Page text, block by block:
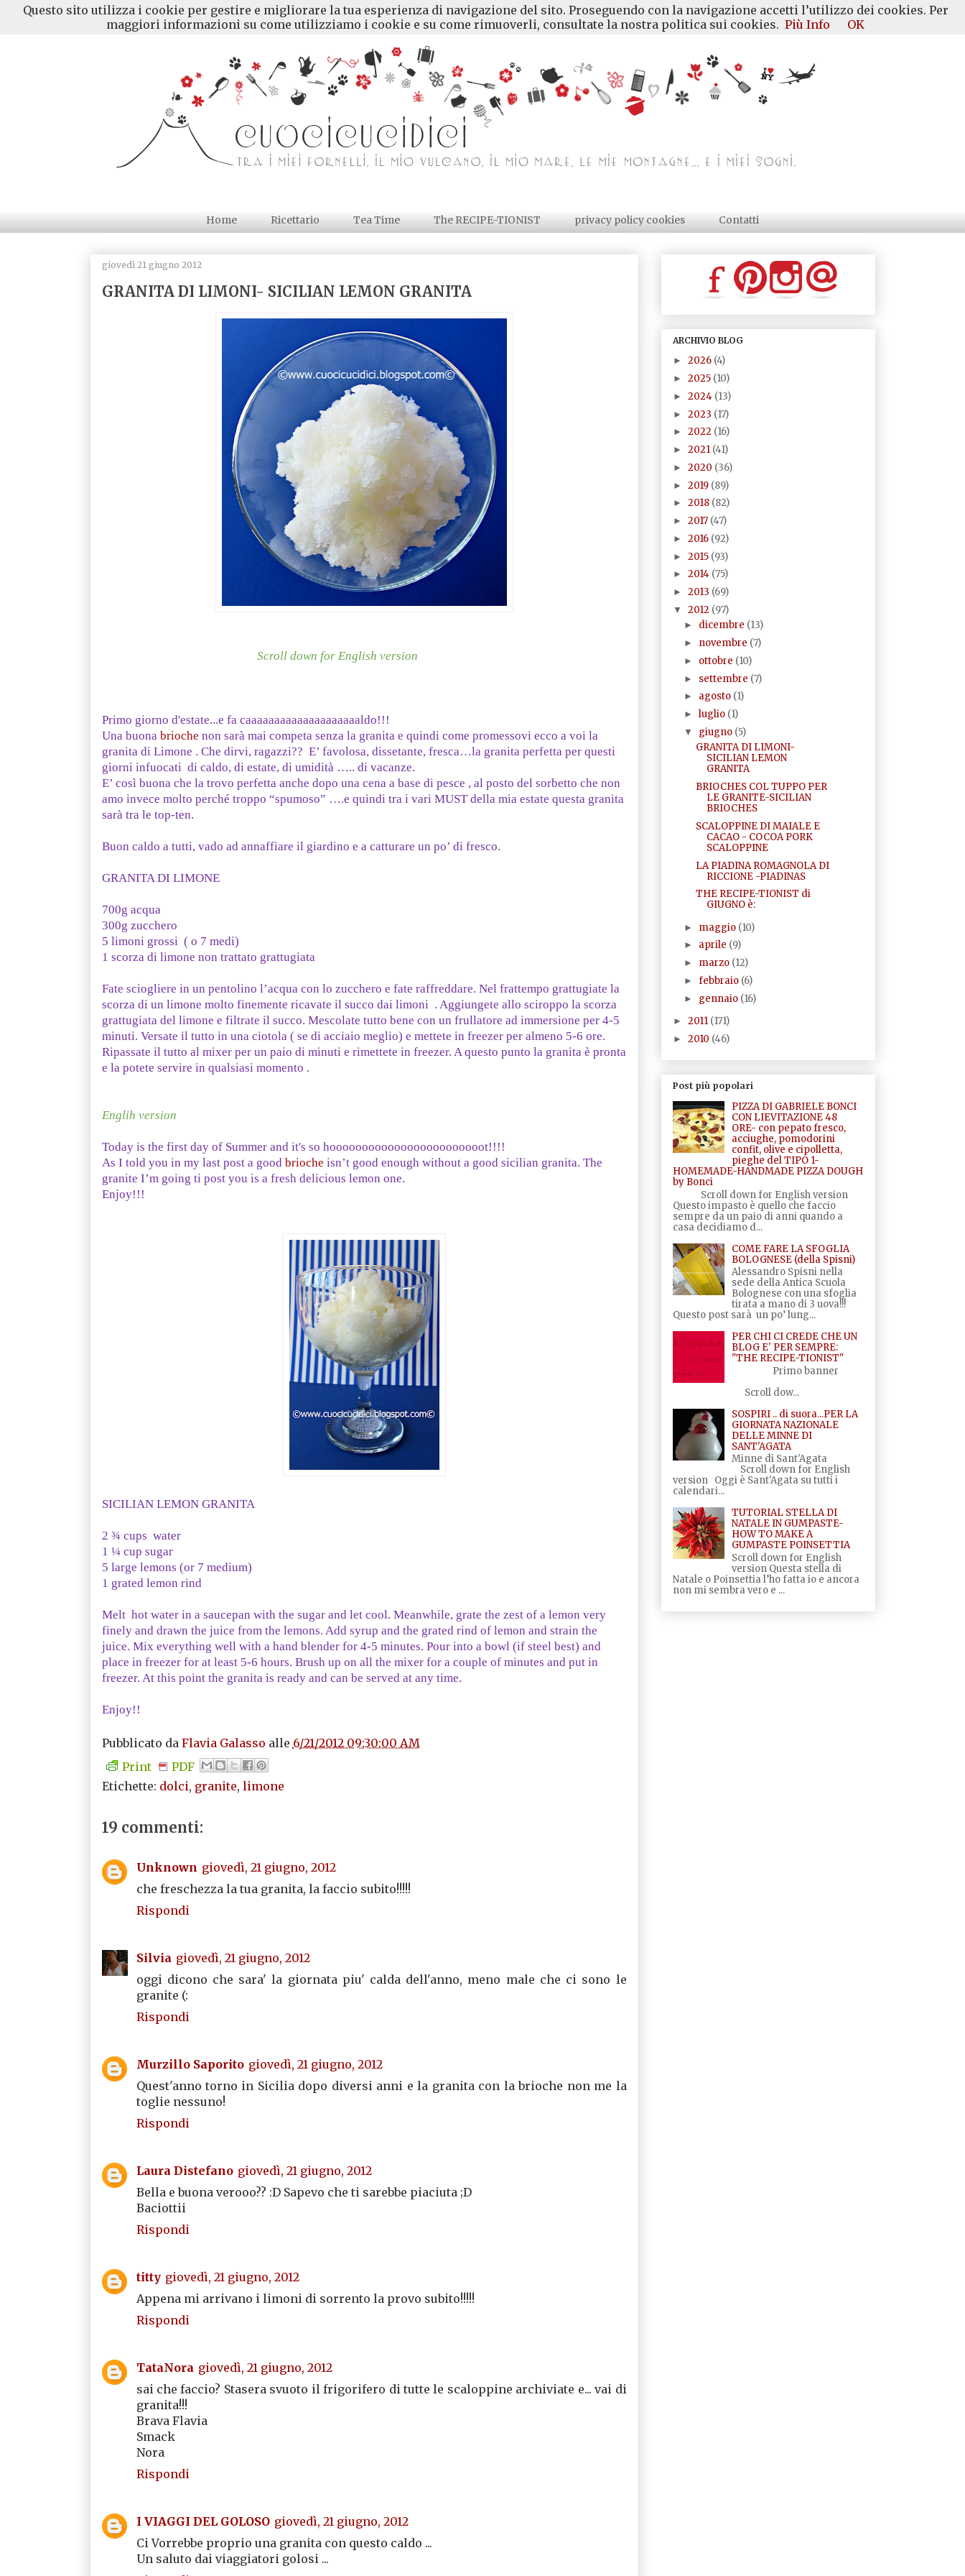
Home Ricettario Tea Time The RECIPE-TIONIST privacy policy cookies Contatti
giovedì 21 giugno 2012
GRANITA DI LIMONI- SICILIAN LEMON GRANITA
Scroll down for English version
Primo giorno d'estate...e fa caaaaaaaaaaaaaaaaaaaaldo!!!
Una buona brioche non sarà mai competa senza la granita e quindi come promessovi ecco a voi la
granita di Limone . Che dirvi, ragazzi?? E’ favolosa, dissetante, fresca…la granita perfetta per questi
giorni infuocati di caldo, di estate, di umidità ….. di vacanze.
E’ così buona che la trovo perfetta anche dopo una cena a base di pesce , al posto del sorbetto che non
amo invece molto perché troppo “spumoso” ….e quindi tra i vari MUST della mia estate questa granita
sarà tra le top-ten.
Buon caldo a tutti, vado ad annaffiare il giardino e a catturare un po’ di fresco.
GRANITA DI LIMONE
700g acqua
300g zucchero
5 limoni grossi ( o 7 medi)
1 scorza di limone non trattato grattugiata
Fate sciogliere in un pentolino l’acqua con lo zucchero e fate raffreddare. Nel frattempo grattugiate la
scorza di un limone molto finemente ricavate il succo dai limoni . Aggiungete allo sciroppo la scorza
grattugiata del limone e filtrate il succo. Mescolate tutto bene con un frullatore ad immersione per 4-5
minuti. Versate il tutto in una ciotola ( se di acciaio meglio) e mettete in freezer per almeno 5-6 ore.
Ripassate il tutto al mixer per un paio di minuti e rimettete in freezer. A questo punto la granita è pronta
e la potete servire in qualsiasi momento .
Englih version
Today is the first day of Summer and it's so hoooooooooooooooooooooooot!!!!
As I told you in my last post a good brioche isn’t good enough without a good sicilian granita. The
granite I’m going ti post you is a fresh delicious lemon one.
Enjoy!!!
SICILIAN LEMON GRANITA
2 ¾ cups water
1 ¼ cup sugar
5 large lemons (or 7 medium)
1 grated lemon rind
Melt hot water in a saucepan with the sugar and let cool. Meanwhile, grate the zest of a lemon very
finely and drawn the juice from the lemons. Add syrup and the grated rind of lemon and strain the
juice. Mix everything well with a hand blender for 4-5 minutes. Pour into a bowl (if steel best) and
place in freezer for at least 5-6 hours. Brush up on all the mixer for a couple of minutes and put in
freezer. At this point the granita is ready and can be served at any time.
Enjoy!!
Pubblicato da Flavia Galasso alle 6/21/2012 09:30:00 AM
Print
PDF
Etichette: dolci, granite, limone
19 commenti:
Unknown giovedì, 21 giugno, 2012
che freschezza la tua granita, la faccio subito!!!!!
Rispondi
Silvia giovedì, 21 giugno, 2012
oggi dicono che sara' la giornata piu' calda dell'anno, meno male che ci sono le
granite (:
Rispondi
Murzillo Saporito giovedì, 21 giugno, 2012
Quest'anno torno in Sicilia dopo diversi anni e la granita con la brioche non me la
toglie nessuno!
Rispondi
Laura Distefano giovedì, 21 giugno, 2012
Bella e buona verooo?? :D Sapevo che ti sarebbe piaciuta ;D
Baciottii
Rispondi
titty giovedì, 21 giugno, 2012
Appena mi arrivano i limoni di sorrento la provo subito!!!!!
Rispondi
TataNora giovedì, 21 giugno, 2012
sai che faccio? Stasera svuoto il frigorifero di tutte le scaloppine archiviate e... vai di
granita!!!
Brava Flavia
Smack
Nora
Rispondi
I VIAGGI DEL GOLOSO giovedì, 21 giugno, 2012
Ci Vorrebbe proprio una granita con questo caldo ...
Un saluto dai viaggiatori golosi ...
ARCHIVIO BLOG
► 2026 (4)
► 2025 (10)
► 2024 (13)
► 2023 (17)
► 2022 (16)
► 2021 (41)
► 2020 (36)
► 2019 (89)
► 2018 (82)
► 2017 (47)
► 2016 (92)
► 2015 (93)
► 2014 (75)
► 2013 (69)
▼ 2012 (97)
► dicembre (13)
► novembre (7)
► ottobre (10)
► settembre (7)
► agosto (1)
►luglio (1)
▼ giugno (5)
GRANITA DI LIMONI-
SICILIAN LEMON
GRANITA
BRIOCHES COL TUPPO PER
LE GRANITE-SICILIAN
BRIOCHES
SCALOPPINE DI MAIALE E
CACAO - COCOA PORK
SCALOPPINE
LA PIADINA ROMAGNOLA DI
RICCIONE -PIADINAS
THE RECIPE-TIONIST di
GIUGNO è:
► maggio (10)
► aprile (9)
► marzo (12)
►febbraio (6)
► gennaio (16)
► 2011 (171)
► 2010 (46)
Post più popolari
PIZZA DI GABRIELE BONCI
CON LIEVITAZIONE 48
ORE- con pepato fresco,
acciughe, pomodorini
confit, olive e cipolletta,
pieghe del TIPO 1-
HOMEMADE-HANDMADE PIZZA DOUGH
by Bonci
Scroll down for English version
Questo impasto è quello che faccio
sempre da un paio di anni quando a
casa decidiamo d...
COME FARE LA SFOGLIA
BOLOGNESE (della Spisni)
Alessandro Spisni nella
sede della Antica Scuola
Bolognese con una sfoglia
tirata a mano di 3 uova!!!
Questo post sarà un po’ lung...
PER CHI CI CREDE CHE UN
BLOG E' PER SEMPRE:
"THE RECIPE-TIONIST"
Primo banner
Scroll dow...
SOSPIRI .. di suora...PER LA
GIORNATA NAZIONALE
DELLE MINNE DI
SANT'AGATA
Minne di Sant'Agata
Scroll down for English
version Oggi è Sant'Agata su tutti i
calendari...
TUTORIAL STELLA DI
NATALE IN GUMPASTE-
HOW TO MAKE A
GUMPASTE POINSETTIA
Scroll down for English
version Questa stella di
Natale o Poinsettia l’ho fatta io e ancora
non mi sembra vero e ...
Questo sito utilizza i cookie per gestire e migliorare la tua esperienza di navigazione del sito. Proseguendo con la navigazione accetti l’utilizzo dei cookies. Per
maggiori informazioni su come utilizziamo i cookie e su come rimuoverli, consultate la nostra politica sui cookies. Più Info OK